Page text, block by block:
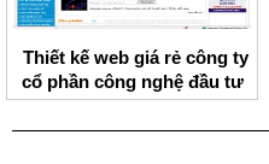
Thiết kế web giá rẻ công ty
cổ phần công nghệ đầu tư
BMV